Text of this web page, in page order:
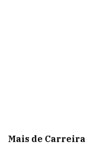
Mais de Carreira